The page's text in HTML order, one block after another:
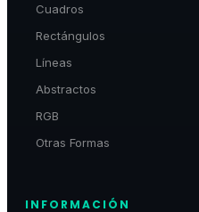
Cuadros
Rectángulos
Líneas
Abstractos
RGB
Otras Formas
INFORMACIÓN